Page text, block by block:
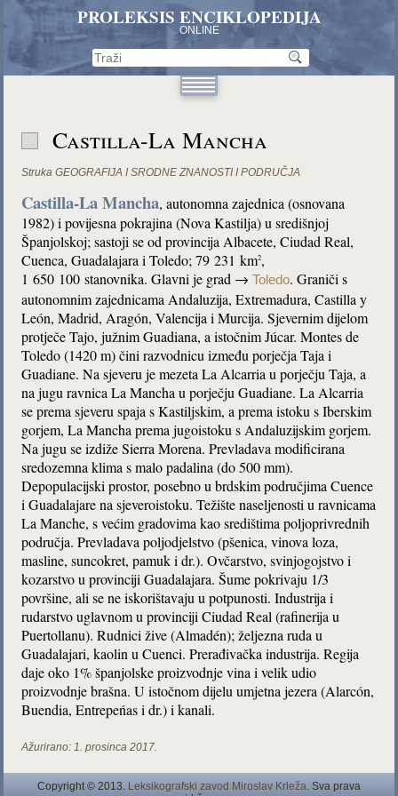
PROLEKSIS ENCIKLOPEDIJA
ONLINE
Castilla-La Mancha
Struka GEOGRAFIJA I SRODNE ZNANOSTI I PODRUČJA
Castilla-La Mancha, autonomna zajednica (osnovana
1982) i povijesna pokrajina (Nova Kastilja) u središnjoj
Španjolskoj; sastoji se od provincija Albacete, Ciudad Real,
Cuenca, Guadalajara i Toledo; 79 231 km2,
1 650 100 stanovnika. Glavni je grad →Toledo. Graniči s
autonomnim zajednicama Andaluzija, Extremadura, Castilla y
León, Madrid, Aragón, Valencija i Murcija. Sjevernim dijelom
protječe Tajo, južnim Guadiana, a istočnim Júcar. Montes de
Toledo (1420 m) čini razvodnicu između porječja Taja i
Guadiane. Na sjeveru je mezeta La Alcarria u porječju Taja, a
na jugu ravnica La Mancha u porječju Guadiane. La Alcarria
se prema sjeveru spaja s Kastiljskim, a prema istoku s Iberskim
gorjem, La Mancha prema jugoistoku s Andaluzijskim gorjem.
Na jugu se izdiže Sierra Morena. Prevladava modificirana
sredozemna klima s malo padalina (do 500 mm).
Depopulacijski prostor, posebno u brdskim područjima Cuence
i Guadalajare na sjeveroistoku. Težište naseljenosti u ravnicama
La Manche, s većim gradovima kao središtima poljoprivrednih
područja. Prevladava poljodjelstvo (pšenica, vinova loza,
masline, suncokret, pamuk i dr.). Ovčarstvo, svinjogojstvo i
kozarstvo u provinciji Guadalajara. Šume pokrivaju 1/3
površine, ali se ne iskorištavaju u potpunosti. Industrija i
rudarstvo uglavnom u provinciji Ciudad Real (rafinerija u
Puertollanu). Rudnici žive (Almadén); željezna ruda u
Guadalajari, kaolin u Cuenci. Prerađivačka industrija. Regija
daje oko 1% španjolske proizvodnje vina i velik udio
proizvodnje brašna. U istočnom dijelu umjetna jezera (Alarcón,
Buendia, Entrepeńas i dr.) i kanali.
Ažurirano: 1. prosinca 2017.
Copyright © 2013. Leksikografski zavod Miroslav Krleža. Sva prava